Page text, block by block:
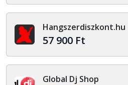
Hangszerdiszkont.hu
57 900 Ft
Global Dj Shop